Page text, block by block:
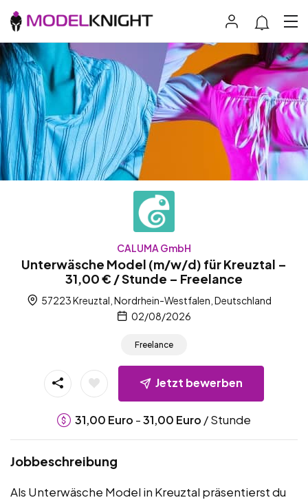
CALUMA GmbH
Unterwäsche Model (m/w/d) für Kreuztal –
31,00 € / Stunde – Freelance
57223 Kreuztal, Nordrhein-Westfalen, Deutschland
02/08/2026
Freelance
Jetzt bewerben
31,00 Euro -31,00 Euro / Stunde
Jobbeschreibung
Als Unterwäsche Model in Kreuztal präsentierst du